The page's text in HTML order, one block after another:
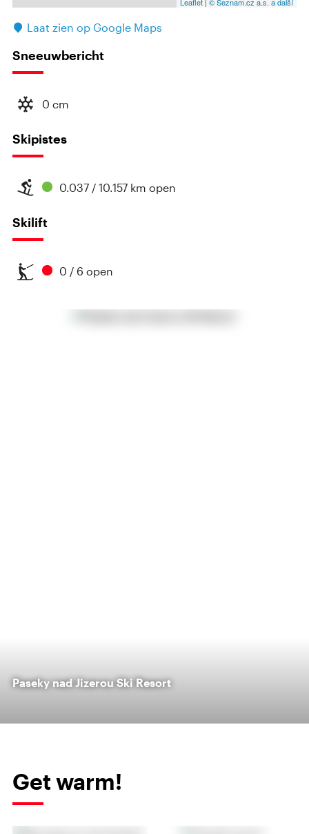
Leaflet | © Seznam.cz a.s. a další
Laat zien op Google Maps
Sneeuwbericht
0 cm
Skipistes
0.037 / 10.157 km open
Skilift
0 / 6 open
Paseky nad Jizerou Ski Resort
Get warm!